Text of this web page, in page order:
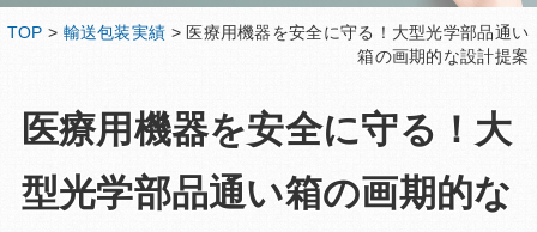
輸送包装便覧の取扱製品 輸送包装エンジニアコラム
技術情報ダウンロード
Q&A お問い合わせ
TOP > 輸送包装実績 > 医療用機器を安全に守る！大型光学部品通い
箱の画期的な設計提案
医療用機器を安全に守る！大
型光学部品通い箱の画期的な